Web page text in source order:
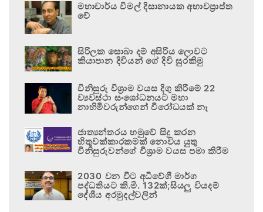
මහාචාර්ය විමල් දිසානායක අභාවප්‍රාප්ත
වේ
සිරිලක සොබා දම් අසිරිය ලොවට
කියාපාන දිවියන් ගේ දිවි සුරකිමු
විනිසුරු විශ්‍රාම වයස දිගු කිරීමේ 22
ව්‍යවස්ථා සංශෝධනයට මහා
නාහිමිවරුන්ගෙන් විරෝධයක් නෑ
ජාත්‍යන්තරය හමුවේ සිදු කරන
හිතුවක්කාරකමක් නොවිය යුතු
විනිසුරුවන්ගේ විශ්‍රාම වයස පමා කිරීම
2030 වන විට අධිවේගී මාර්ග
පද්ධතියට කි.මී. 132ක්;සියලු වියදම්
දේශීය අරමුදල්වලින්